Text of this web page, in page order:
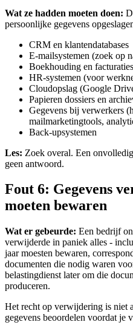
Wat ze hadden moeten doen:
persoonlijke gegevens
CRM en klantendatabases
E-mailsystemen (zoek op
Boekhouding en
HR-systemen (voor
Cloudopslag (Google
Papieren dossiers en
Gegevens bij verwerkers
mailmarketingtools,
Back-upsystemen
Les: Zoek overal. Een
geen antwoord.
Fout 6: Gegevens
moeten bewaren
Wat er gebeurde: Een bedrijf
verwijderde in paniek alles -
jaar moesten bewaren,
documenten die nodig waren
belastingdienst later om die
produceren.
Het recht op verwijdering is niet
gegevens beoordelen voordat je